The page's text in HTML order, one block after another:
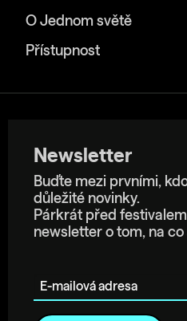
O Jednom světě
Přístupnost
Newsletter
Buďte mezi prvními,
důležité novinky.
Párkrát před
newsletter o tom, na